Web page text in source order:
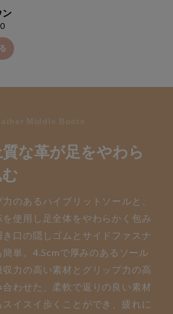
ン
な革が足をやわら
のあるハイブリットソールと、
を使用し足全体をやわらかく包み
口の隠しゴムとサイドファスナ
単。4.5cmで厚みのあるソール
力の高い素材とグリップ力の高
わせた、柔軟で返りの良い素材
イスイ歩くことができ、疲れに